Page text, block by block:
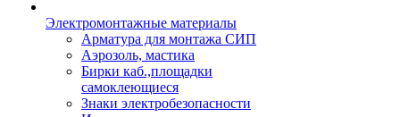
Электромонтажные материалы
Арматура для монтажа СИП
Аэрозоль, мастика
Бирки каб.,площадки
самоклеющиеся
Знаки электробезопасности